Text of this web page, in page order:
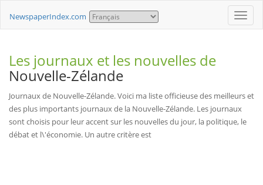
Toggle
NewspaperIndex.com
Les journaux et les nouvelles de
Nouvelle-Zélande
Journaux de Nouvelle-Zélande. Voici ma liste officieuse des meilleurs et
des plus importants journaux de la Nouvelle-Zélande. Les journaux
sont choisis pour leur accent sur les nouvelles du jour, la politique, le
débat et l\'économie. Un autre critère est